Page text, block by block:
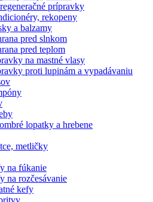
prípravky
rekopeny
a balzamy
pred slnkom
pred teplom
na mastné vlasy
proti lupinám a vypadávaniu
lopatky a hrebene
metličky
na fúkanie
na rozčesávanie
kefy